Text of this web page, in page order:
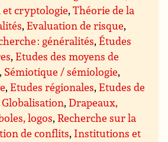
cryptologie,Théorie de la
,Evaluation de risque,
: généralités,Études
,Etudes des moyens de
, Sémiotique / sémiologie,
,Etudes régionales,Etudes de
Globalisation,Drapeaux,
logos,Recherche sur la
de conflits, Institutions et